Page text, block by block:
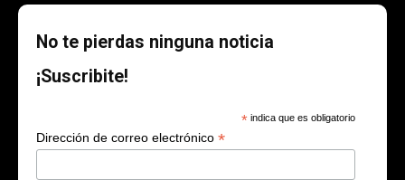
No te pierdas ninguna noticia
¡Suscribite!
* indica que es obligatorio
Dirección de correo electrónico *